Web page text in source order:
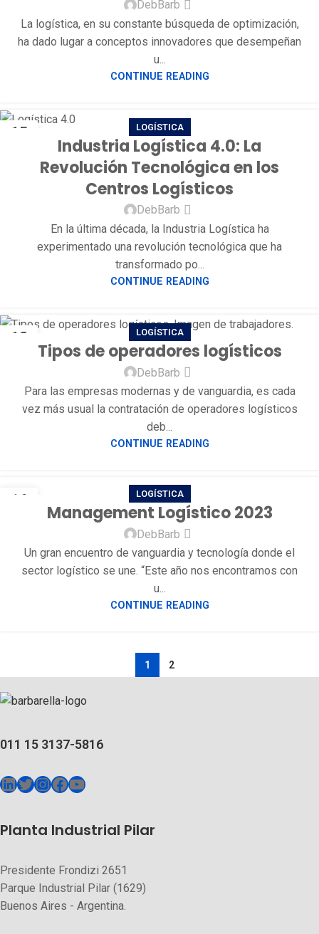
DebBarb
La logística, en su constante búsqueda de optimización,
ha dado lugar a conceptos innovadores que desempeñan
u...
CONTINUE READING
15 LOGÍSTICA
Industria Logística 4.0: La
Revolución Tecnológica en los
Centros Logísticos
DebBarb
En la última década, la Industria Logística ha
experimentado una revolución tecnológica que ha
transformado po...
CONTINUE READING
12 LOGÍSTICA
Tipos de operadores logísticos
DebBarb
Para las empresas modernas y de vanguardia, es cada
vez más usual la contratación de operadores logísticos
deb...
CONTINUE READING
16 LOGÍSTICA
Management Logístico 2023
DebBarb
Un gran encuentro de vanguardia y tecnología donde el
sector logístico se une. “Este año nos encontramos con
u...
CONTINUE READING
1 2
011 15 3137-5816
Planta Industrial Pilar
Presidente Frondizi 2651
Parque Industrial Pilar (1629)
Buenos Aires - Argentina.